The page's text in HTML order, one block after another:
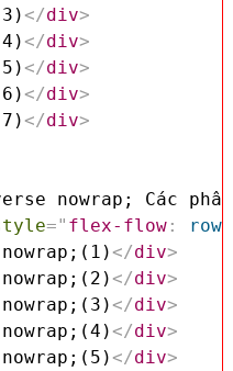
</div>
</div>
</div>
</div>
</div>
nowrap; Các
=" flex-flow:
</div>
</div>
</div>
</div>
</div>